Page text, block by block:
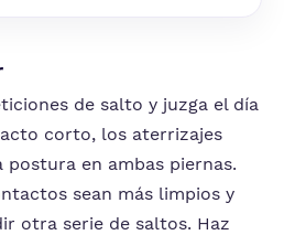
de salto y juzga el día
corto, los aterrizajes
postura en ambas piernas.
sean más limpios y
otra serie de saltos. Haz